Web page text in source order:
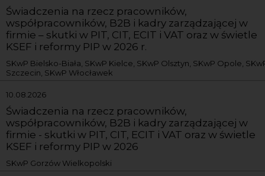
Świadczenia na rzecz pracowników,
współpracowników, B2B i kadry zarządzającej w
firmie – skutki w PIT, CIT, ECIT i VAT oraz w świetle
KSEF i reformy PIP w 2026 r.
SKwP Bielsko-Biała, SKwP Kielce, SKwP Olsztyn, SKwP Opole,
Szczecin, SKwP Włocławek
10.08.2026
Świadczenia na rzecz pracowników,
współpracowników, B2B i kadry zarządzającej w
firmie - skutki w PIT, CIT, ECIT i VAT oraz w świetle
KSEF i reformy PIP w 2026
SKwP Gorzów Wielkopolski